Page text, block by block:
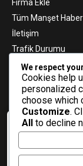
Veri politikasındaki
mevzuata uygun
politikamızı
Firma Ekle
Tüm Manşet
İletişim
Trafik Durumu
Nöbetçi Eczaneler
Hava Durumu
Gazeteler
E-BÜLTEN
We respect
Cookies help
personalized
choose which
Customize.
All to decline